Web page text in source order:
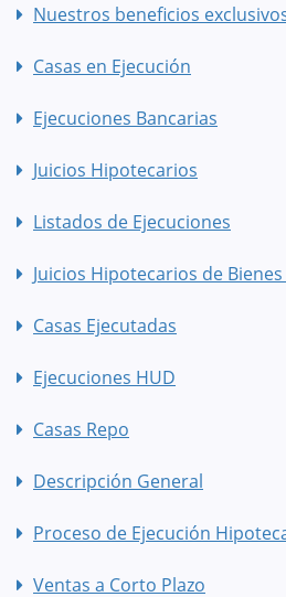
Nuestros beneficios
Casas en Ejecución
Ejecuciones Bancarias
Juicios Hipotecarios
Listados de Ejecuciones
Juicios Hipotecarios de Bienes
Casas Ejecutadas
Ejecuciones HUD
Casas Repo
Descripción General
Proceso de Ejecución
Ventas a Corto Plazo